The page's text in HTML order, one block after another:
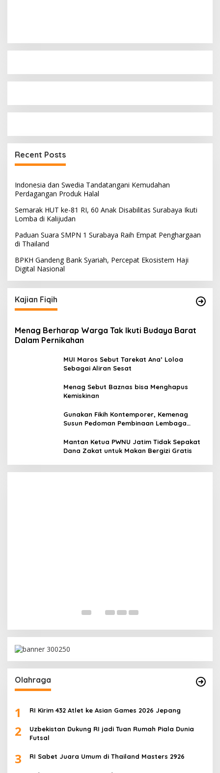
Recent Posts
Indonesia dan Swedia Tandatangani Kemudahan
Perdagangan Produk Halal
Semarak HUT ke-81 RI, 60 Anak Disabilitas Surabaya Ikuti
Lomba di Kalijudan
Paduan Suara SMPN 1 Surabaya Raih Empat Penghargaan
di Thailand
BPKH Gandeng Bank Syariah, Percepat Ekosistem Haji
Digital Nasional
Kajian Fiqih
Menag Berharap Warga Tak Ikuti Budaya Barat
Dalam Pernikahan
MUI Maros Sebut Tarekat Ana’ Loloa
Sebagai Aliran Sesat
Menag Sebut Baznas bisa Menghapus
Kemiskinan
Gunakan Fikih Kontemporer, Kemenag
Susun Pedoman Pembinaan Lembaga
Mantan Ketua PWNU Jatim Tidak Sepakat
Dana Zakat untuk Makan Bergizi Gratis
Megawati Terbitkan Surat Internal, Tegaskan
Posisi PDIP Sebagai Partai Penyeimbang
Olahraga
1 RI Kirim 432 Atlet ke Asian Games 2026 Jepang
2
Uzbekistan Dukung RI jadi Tuan Rumah Piala Dunia
Futsal
3 RI Sabet Juara Umum di Thailand Masters 2926